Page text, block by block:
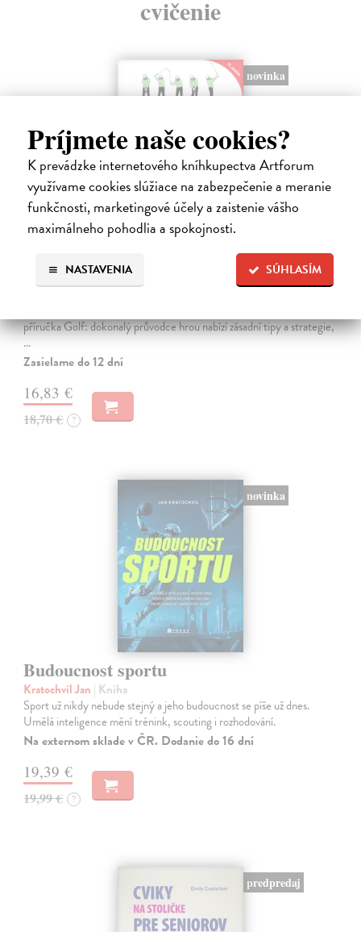
Príjmete naše cookies?
K prevádzke internetového kníhkupectva Artforum
využívame cookies slúžiace na zabezpečenie a meranie
funkčnosti, marketingové účely a zaistenie vášho
maximálneho pohodlia a spokojnosti.
SÚHLASÍM
NASTAVENIA
cvičenie
novinka
Golf. Dokonalý průvodce hrou
Saundersová Vivien| Kniha
příručka Golf: dokonalý průvodce hrou nabízí zásadní tipy a strategie,
…
Zasielame do 12 dní
16,83 €
18,70 € ?
novinka
Budoucnost sportu
Kratochvíl Jan | Kniha
Sport už nikdy nebude stejný a jeho budoucnost se píše už dnes.
Umělá inteligence mění trénink, scouting i rozhodování.
Na externom sklade v ČR. Dodanie do 16 dní
19,39 €
19,99 € ?
predpredaj